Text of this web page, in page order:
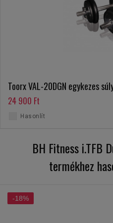
Toorx VAL-20DGN egykezes
24 900 Ft
Hasonlít
BH Fitness i.TFB
termékhez
-18%